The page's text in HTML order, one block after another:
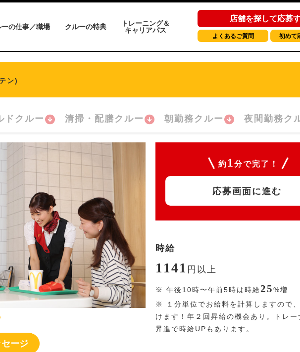
ーの仕事／職場 クルーの特典
トレーニング＆
キャリアパス
店舗を探して応募
よくあるご質問 初めて
ン)
ドクルー 清掃・配膳クルー 朝勤務クルー 夜間勤務ク
ージ
約 1 分で完了！
応募画面に進む
時給
1141 円 以上
※ 午後10時〜午前5時は時給25%増
※
１分単位でお給料を計算しますので
けます！年２回昇給の機会あり。トレー
昇進で時給UPもあります。